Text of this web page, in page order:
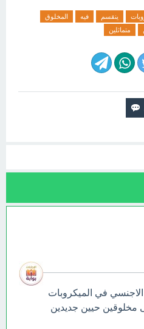
ينقسم فيه
المخلوق
متماثلين
الاجنسي في الميكروبات
مخلوقين حيين جديدين